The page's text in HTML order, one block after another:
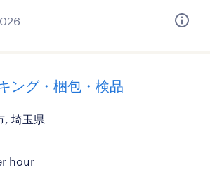
ング・梱包・検品
, 埼玉県
hour